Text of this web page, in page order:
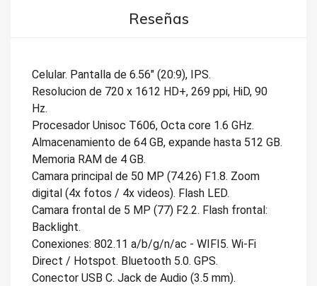
Reseñas
Celular. Pantalla de 6.56" (20:9), IPS.
Resolucion de 720 x 1612 HD+, 269 ppi, HiD, 90
Hz.
Procesador Unisoc T606, Octa core 1.6 GHz.
Almacenamiento de 64 GB, expande hasta 512 GB.
Memoria RAM de 4 GB.
Camara principal de 50 MP (74.26) F1.8. Zoom
digital (4x fotos / 4x videos). Flash LED.
Camara frontal de 5 MP (77) F2.2. Flash frontal:
Backlight.
Conexiones: 802.11 a/b/g/n/ac - WIFI5. Wi-Fi
Direct / Hotspot. Bluetooth 5.0. GPS.
Conector USB C. Jack de Audio (3.5 mm).